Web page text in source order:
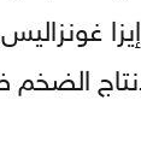
الضخم